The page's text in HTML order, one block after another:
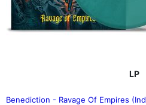
LP
Benediction - Ravage Of Empires